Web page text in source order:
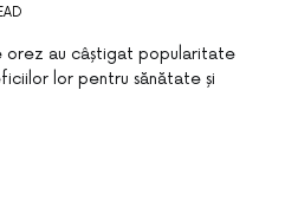
orez au câștigat popularitate
lor pentru sănătate și